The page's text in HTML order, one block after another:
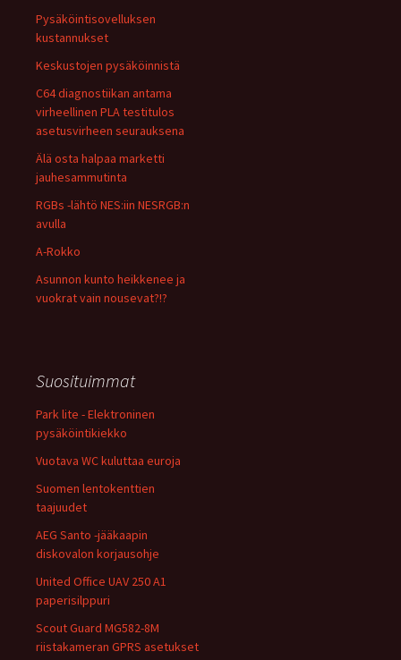
Pysäköintisovelluksen
kustannukset
Keskustojen pysäköinnistä
C64 diagnostiikan antama
virheellinen PLA testitulos
asetusvirheen seurauksena
Älä osta halpaa marketti
jauhesammutinta
RGBs -lähtö NES:iin NESRGB:n
avulla
A-Rokko
Asunnon kunto heikkenee ja
vuokrat vain nousevat?!?
Suosituimmat
Park lite - Elektroninen
pysäköintikiekko
Vuotava WC kuluttaa euroja
Suomen lentokenttien
taajuudet
AEG Santo -jääkaapin
diskovalon korjausohje
United Office UAV 250 A1
paperisilppuri
Scout Guard MG582-8M
riistakameran GPRS asetukset